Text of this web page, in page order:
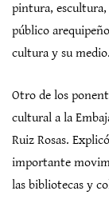
pintura, escultura,
público
cultura y su medio.
Otro de los
cultural a la
Ruiz Rosas.
importante
las bibliotecas y